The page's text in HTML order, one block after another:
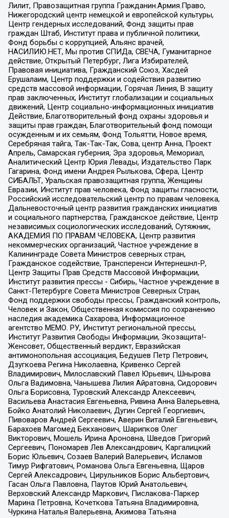
Лилит, Правозащитная группа Гражданин.Армия.Право,
Нижегородский центр немецкой и европейской культуры,
Центр гендерных исследований, Фонд защиты прав
граждан Штаб, Институт права и публичной политики,
Фонд борьбы с коррупцией, Альянс врачей,
НАСИЛИЮ.НЕТ, Мы против СПИДа, СВЕЧА, Гуманитарное
действие, Открытый Петербург, Лига Избирателей,
Правовая инициатива, Гражданский Союз, Хасдей
Ерушалаим, Центр поддержки и содействия развитию
средств массовой информации, Горячая Линия, В защиту
прав заключенных, Институт глобализации и социальных
движений, Центр социально-информационных инициатив
Действие, Благотворительный фонд охраны здоровья и
защиты прав граждан, Благотворительный фонд помощи
осужденным и их семьям, Фонд Тольятти, Новое время,
Серебряная тайга, Так-Так-Так, Сова, центр Анна, Проект
Апрель, Самарская губерния, Эра здоровья, Мемориал,
Аналитический Центр Юрия Левады, Издательство Парк
Гагарина, Фонд имени Андрея Рылькова, Сфера, Центр
СИБАЛЬТ, Уральская правозащитная группа, Женщины
Евразии, Институт прав человека, Фонд защиты гласности,
Российский исследовательский центр по правам человека,
Дальневосточный центр развития гражданских инициатив
и социального партнерства, Гражданское действие, Центр
независимых социологических исследований, Сутяжник,
АКАДЕМИЯ ПО ПРАВАМ ЧЕЛОВЕКА, Центр развития
некоммерческих организаций, Частное учреждение в
Калининграде Совета Министров северных стран,
Гражданское содействие, Трансперенси Интернешнл-Р,
Центр Защиты Прав Средств Массовой Информации,
Институт развития прессы - Сибирь, Частное учреждение в
Санкт-Петербурге Совета Министров Северных Стран,
Фонд поддержки свободы прессы, Гражданский контроль,
Человек и Закон, Общественная комиссия по сохранению
наследия академика Сахарова, Информационное
агентство МЕМО. РУ, Институт региональной прессы,
Институт Развития Свободы Информации, Экозащита!-
Женсовет, Общественный вердикт, Евразийская
антимонопольная ассоциация, Бедушев Петр Петрович,
Дзугкоева Регина Николаевна, Кривенко Сергей
Владимирович, Милославский Павел Юрьевич, Шнырова
Ольга Вадимовна, Чанышева Лилия Айратовна, Сидорович
Ольга Борисовна, Туровский Александр Алексеевич,
Васильева Анастасия Евгеньевна, Ривина Анна Валерьевна,
Бойко Анатолий Николаевич, Дугин Сергей Георгиевич,
Пивоваров Андрей Сергеевич, Аверин Виталий Евгеньевич,
Барахоев Магомед Бекханович, Шарипков Олег
Викторович, Мошель Ирина Ароновна, Шведов Григорий
Сергеевич, Пономарев Лев Александрович, Каргалицкий
Борис Юльевич, Созаев Валерий Валерьевич, Исламов
Тимур Рифгатович, Романова Ольга Евгеньевна, Щаров
Сергей Алексадрович, Цирульников Борис Альбертович,
Гасан Ольга Павловна, Паутов Юрий Анатольевич,
Верховский Александр Маркович, Пислакова-Паркер
Марина Петровна, Кочеткова Татьяна Владимировна,
Чуркина Наталья Валерьевна, Акимова Татьяна